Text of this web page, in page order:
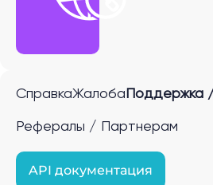
СправкаЖалоба Поддержка
Рефералы / Партнерам
API документация